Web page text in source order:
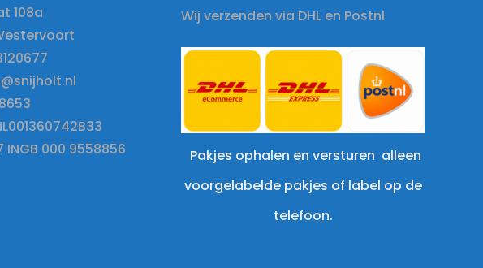
108a
INGB 000 9558856
Wij verzenden via DHL en Postnl
Pakjes ophalen en versturen alleen
voorgelabelde pakjes of label op de
telefoon.